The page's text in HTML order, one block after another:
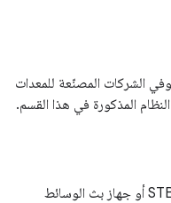
الشركات المصنّعة للمعدات
المذكورة في هذا القسم.
لاستخدام DSM، يجب أن يستوفي جهاز STB أو جهاز بث الوسائط